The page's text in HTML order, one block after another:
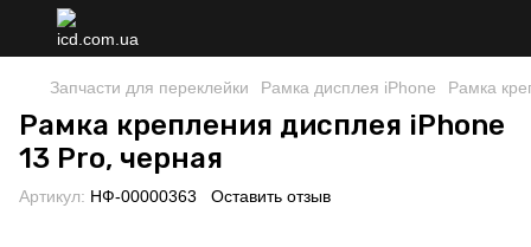
Запчасти для переклейки Рамка дисплея iPhone Рамка
Рамка крепления дисплея iPhone
13 Pro, черная
Артикул: НФ-00000363 Оставить отзыв